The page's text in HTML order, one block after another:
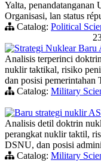
Yalta, penandatanganan
Organisasi, lan status
Catalog: Political
Strategi Nuklear Baru
Analisis terperinci
nuklir taktikal, risiko
dan posisi pemerintahan
Catalog: Military
Baru strategi nuklir AS
Analisis detil doktrin
perangkat nuklir taktil,
DSNU, dan posisi
Catalog: Military